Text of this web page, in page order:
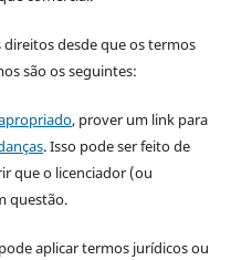
desde que os termos
são os seguintes:
, prover um link para
. Isso pode ser feito de
que o licenciador (ou
questão.
aplicar termos jurídicos ou